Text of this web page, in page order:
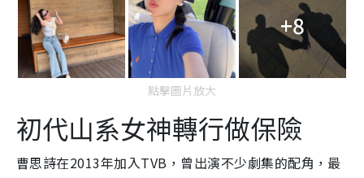
+8
點擊圖片放大
初代山系女神轉行做保險
曹思詩在2013年加入TVB，曾出演不少劇集的配角，最